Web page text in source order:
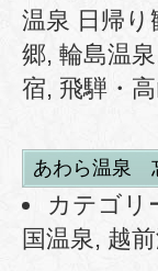
温泉 日帰り
郷, 輪島温泉
宿, 飛騨・
あわら温泉
カテゴリ
国温泉, 越